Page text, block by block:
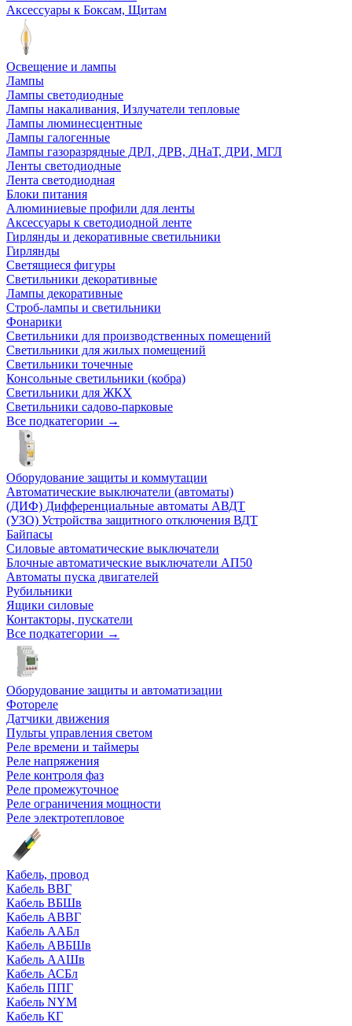
Аксессуары к Боксам, Щитам
Освещение и лампы
Лампы
Лампы светодиодные
Лампы накаливания, Излучатели тепловые
Лампы люминесцентные
Лампы галогенные
Лампы газоразрядные ДРЛ, ДРВ, ДНаТ, ДРИ, МГЛ
Ленты светодиодные
Лента светодиодная
Блоки питания
Алюминиевые профили для ленты
Аксессуары к светодиодной ленте
Гирлянды и декоративные светильники
Гирлянды
Светящиеся фигуры
Светильники декоративные
Лампы декоративные
Строб-лампы и светильники
Фонарики
Светильники для производственных помещений
Светильники для жилых помещений
Светильники точечные
Консольные светильники (кобра)
Светильники для ЖКХ
Светильники садово-парковые
Все подкатегории →
Оборудование защиты и коммутации
Автоматические выключатели (автоматы)
(ДИФ) Дифференциальные автоматы АВДТ
(УЗО) Устройства защитного отключения ВДТ
Байпасы
Силовые автоматические выключатели
Блочные автоматические выключатели АП50
Автоматы пуска двигателей
Рубильники
Ящики силовые
Контакторы, пускатели
Все подкатегории →
Оборудование защиты и автоматизации
Фотореле
Датчики движения
Пульты управления светом
Реле времени и таймеры
Реле напряжения
Реле контроля фаз
Реле промежуточное
Реле ограничения мощности
Реле электротепловое
Кабель, провод
Кабель ВВГ
Кабель ВБШв
Кабель АВВГ
Кабель ААБл
Кабель АВБШв
Кабель ААШв
Кабель АСБл
Кабель ППГ
Кабель NYM
Кабель КГ